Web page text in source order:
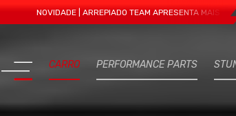
NOVIDADE | ARREPIADO TEAM APRESENTA MAIS UMA
CARRO PERFORMANCE PARTS